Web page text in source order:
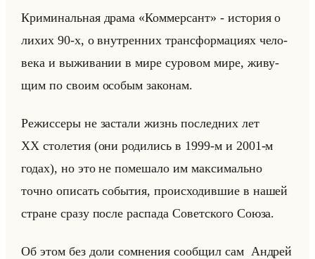
Кри­ми­нальная драма «Коммерсант» - ис­то­рия о
лихих 90-х, о внут­рен­них транс­фор­ма­ци­ях че­ло­
ве­ка и вы­жи­ва­нии в мире су­ро­вом мире, жи­ву­
щим по своим осо­бым за­ко­нам.
Ре­жис­се­ры не за­ста­ли жизнь по­след­них лет
XX сто­ле­тия (они ро­ди­лись в 1999-м и 2001-м
годах), но это не по­ме­ша­ло им мак­си­мально
точно опи­сать со­бы­тия, про­ис­хо­див­шие в нашей
стране сразу после рас­па­да Со­вет­ско­го Союза.
Об этом без доли со­мне­ния со­об­щил сам Ан­дрей